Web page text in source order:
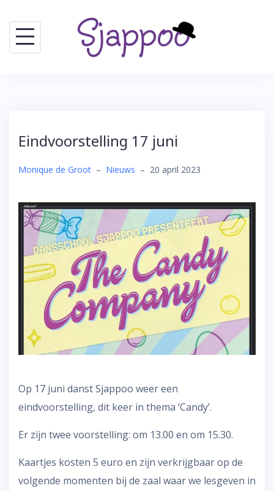
content
Eindvoorstelling 17 juni
Monique de Groot – Nieuws – 20 april 2023
Op 17 juni danst Sjappoo weer een
eindvoorstelling, dit keer in thema ‘Candy’.
Er zijn twee voorstelling: om 13.00 en om 15.30.
Kaartjes kosten 5 euro en zijn verkrijgbaar op de
volgende momenten bij de zaal waar we lesgeven in